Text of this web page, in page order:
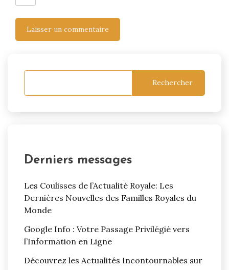
Rechercher
Derniers messages
Les Coulisses de l’Actualité Royale: Les
Dernières Nouvelles des Familles Royales du
Monde
Google Info : Votre Passage Privilégié vers
l’Information en Ligne
Découvrez les Actualités Incontournables sur